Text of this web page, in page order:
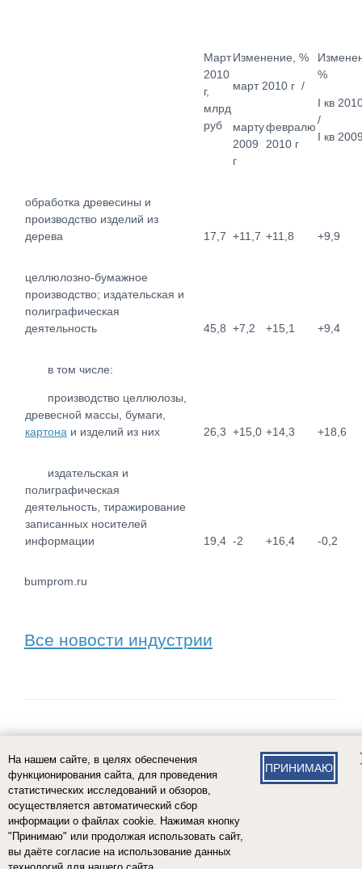
Март
2010
г,
млрд
руб
Изменение, %
март 2010 г /
%
I кв
/
I кв
марту
2009
г
февралю
2010 г
обработка древесины и
производство изделий из
дерева
17,7 +11,7 +11,8 +9,9
целлюлозно-бумажное
производство; издательская и
полиграфическая
деятельность
45,8 +7,2 +15,1 +9,4
в том числе:
производство целлюлозы,
древесной массы, бумаги,
картона и изделий из них 26,3 +15,0 +14,3 +18,6
издательская и
полиграфическая
деятельность, тиражирование
записанных носителей
информации
19,4 -2 +16,4 -0,2
bumprom.ru
Все новости индустрии
Политика обработки и защиты персональных данных
Web-дизайн сайта,создание сайта,интернет-маркетинг
На нашем сайте, в целях обеспечения
функционирования сайта, для проведения
статистических исследований и обзоров,
осуществляется автоматический сбор
информации о файлах cookie. Нажимая кнопку
"Принимаю" или продолжая использовать сайт,
вы даёте согласие на использование данных
ПРИНИМАЮ